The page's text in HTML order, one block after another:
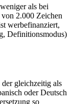
als bei
2.000 Zeichen
werbefinanziert,
Definitionsmodus)
der gleichzeitig als
oder Deutsch
so